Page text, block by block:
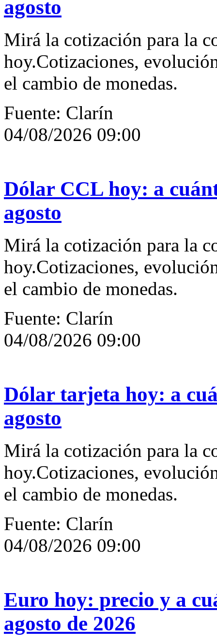
agosto
Mirá la cotización para la
hoy.Cotizaciones,
el cambio de monedas.
Fuente: Clarín
04/08/2026 09:00
Dólar CCL hoy: a
agosto
Mirá la cotización para la
hoy.Cotizaciones,
el cambio de monedas.
Fuente: Clarín
04/08/2026 09:00
Dólar tarjeta hoy: a
agosto
Mirá la cotización para la
hoy.Cotizaciones,
el cambio de monedas.
Fuente: Clarín
04/08/2026 09:00
Euro hoy: precio y a
agosto de 2026